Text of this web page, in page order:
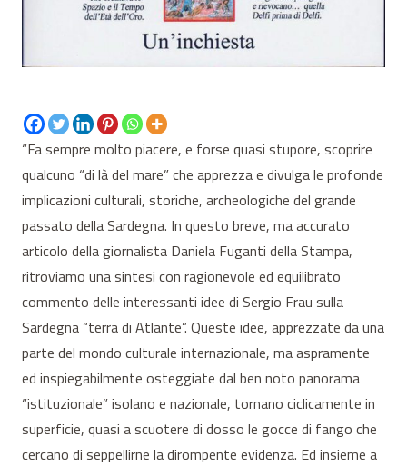
“Fa sempre molto piacere, e forse quasi stupore, scoprire
qualcuno “di là del mare” che apprezza e divulga le profonde
implicazioni culturali, storiche, archeologiche del grande
passato della Sardegna. In questo breve, ma accurato
articolo della giornalista Daniela Fuganti della Stampa,
ritroviamo una sintesi con ragionevole ed equilibrato
commento delle interessanti idee di Sergio Frau sulla
Sardegna “terra di Atlante”. Queste idee, apprezzate da una
parte del mondo culturale internazionale, ma aspramente
ed inspiegabilmente osteggiate dal ben noto panorama
“istituzionale” isolano e nazionale, tornano ciclicamente in
superficie, quasi a scuotere di dosso le gocce di fango che
cercano di seppellirne la dirompente evidenza. Ed insieme a